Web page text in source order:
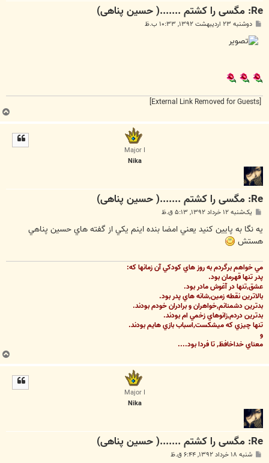
Re: مگسی را کشتم .......( حسین پناهی)
ت
دوشنبه ۲۳ اردیبهشت ۱۳۹۲, ۱۰:۳۳ ب.ظ
[External Link Removed for Guests]
Major I
Nika
Re: مگسی را کشتم .......( حسین پناهی)
ت
یک‌شنبه ۱۲ خرداد ۱۳۹۲, ۵:۱۳ ق.ظ
يه نگا به پايين كنيد يعني امضا بنده اينم يكي از گفته هاي حسين پناهي
هستش
مي خواهم برگردم به روز هاي كودكي آن زمانها كه:
پدر تنها قهرمان بود.
عشق,تنها در آغوش مادر بود.
بالاترين نقطه زمين,شانه هاي پدر بود.
بدترين دشمنانم,خواهران و برادران خودم بودند.
بدترين دردم,زانوهاي زخمي ام بودند.
تنها چيزي كه ميشكست,اسباب بازي هايم بودند.
و
معناي خداخافظ, تا فردا بود....
Major I
Nika
Re: مگسی را کشتم .......( حسین پناهی)
شنبه ۱۸ خرداد ۱۳۹۲, ۶:۴۴ ق.ظ